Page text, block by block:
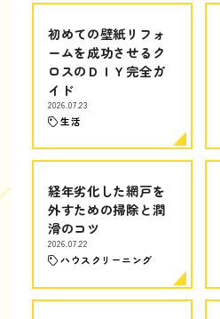
初めての壁紙リフォ
ームを成功させるク
ロスのＤＩＹ完全ガ
イド
2026.07.23
生活
経年劣化した網戸を
外すための掃除と潤
滑のコツ
2026.07.22
ハウスクリーニング